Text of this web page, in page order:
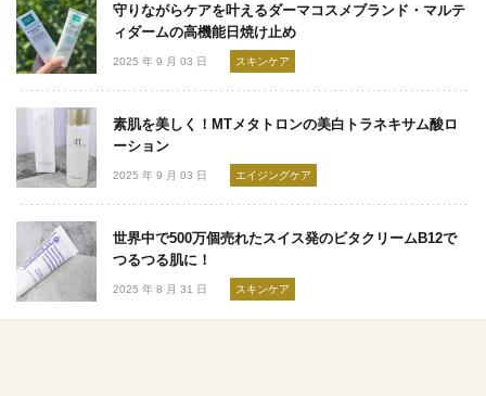
守りながらケアを叶えるダーマコスメブランド・マルテ
ィダームの高機能日焼け止め
2025 年 9 月 03 日 スキンケア
素肌を美しく！MTメタトロンの美白トラネキサム酸ロ
ーション
2025 年 9 月 03 日 エイジングケア
世界中で500万個売れたスイス発のビタクリームB12で
つるつる肌に！
2025 年 8 月 31 日 スキンケア